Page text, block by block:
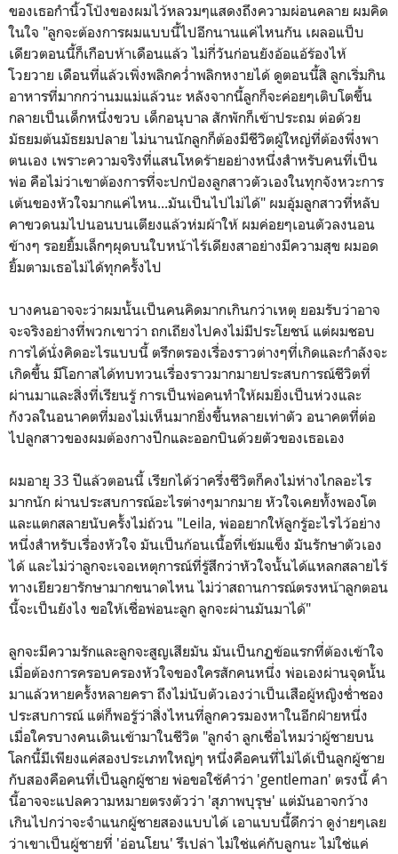
ของเธอกำนิ้วโป้งของผมไว้หลวมๆแสดงถึงความผ่อนคลาย ผมคิด
ในใจ "ลูกจะต้องการผมแบบนี้ไปอีกนานแค่ไหนกัน เผลอแป็บ
เดียวตอนนี้ก็เกือบห้าเดือนแล้ว ไม่กี่วันก่อนยังอ้อแอ้ร้องไห้
โวยวาย เดือนที่แล้วเพิ่งพลิกคว่ำพลิกหงายได้ ดูตอนนี้สิ ลูกเริ่มกิน
อาหารที่มากกว่านมแม่แล้วนะ หลังจากนี้ลูกก็จะค่อยๆเติบโตขึ้น
กลายเป็นเด็กหนึ่งขวบ เด็กอนุบาล สักพักก็เข้าประถม ต่อด้วย
มัธยมต้นมัธยมปลาย ไม่นานนักลูกก็ต้องมีชีวิตผู้ใหญ่ที่ต้องพึ่งพา
ตนเอง เพราะความจริงที่แสนโหดร้ายอย่างหนึ่งสำหรับคนที่เป็น
พ่อ คือไม่ว่าเขาต้องการที่จะปกป้องลูกสาวตัวเองในทุกจังหวะการ
เต้นของหัวใจมากแค่ไหน...มันเป็นไปไม่ได้" ผมอุ้มลูกสาวที่หลับ
คาขวดนมไปนอนบนเตียงแล้วห่มผ้าให้ ผมค่อยๆเอนตัวลงนอน
ข้างๆ รอยยิ้มเล็กๆผุดบนใบหน้าไร้เดียงสาอย่างมีความสุข ผมอด
ยิ้มตามเธอไม่ได้ทุกครั้งไป
บางคนอาจจะว่าผมนั้นเป็นคนคิดมากเกินกว่าเหตุ ยอมรับว่าอาจ
จะจริงอย่างที่พวกเขาว่า ถกเถียงไปคงไม่มีประโยชน์ แต่ผมชอบ
การได้นั่งคิดอะไรแบบนี้ ตรึกตรองเรื่องราวต่างๆที่เกิดและกำลังจะ
เกิดขึ้น มีโอกาสได้ทบทวนเรื่องราวมากมายประสบการณ์ชีวิตที่
ผ่านมาและสิ่งที่เรียนรู้ การเป็นพ่อคนทำให้ผมยิ่งเป็นห่วงและ
กังวลในอนาคตที่มองไม่เห็นมากยิ่งขึ้นหลายเท่าตัว อนาคตที่ต่อ
ไปลูกสาวของผมต้องกางปีกและออกบินด้วยตัวของเธอเอง
ผมอายุ 33 ปีแล้วตอนนี้ เรียกได้ว่าครึ่งชีวิตก็คงไม่ห่างไกลอะไร
มากนัก ผ่านประสบการณ์อะไรต่างๆมากมาย หัวใจเคยทั้งพองโต
และแตกสลายนับครั้งไม่ถ้วน "Leila, พ่ออยากให้ลูกรู้อะไรไว้อย่าง
หนึ่งสำหรับเรื่องหัวใจ มันเป็นก้อนเนื้อที่เข้มแข็ง มันรักษาตัวเอง
ได้ และไม่ว่าลูกจะเจอเหตุการณ์ที่รู้สึกว่าหัวใจนั้นได้แหลกสลายไร้
ทางเยียวยารักษามากขนาดไหน ไม่ว่าสถานการณ์ตรงหน้าลูกตอน
นี้จะเป็นยังไง ขอให้เชื่อพ่อนะลูก ลูกจะผ่านมันมาได้"
ลูกจะมีความรักและลูกจะสูญเสียมัน มันเป็นกฏข้อแรกที่ต้องเข้าใจ
เมื่อต้องการครอบครองหัวใจของใครสักคนหนึ่ง พ่อเองผ่านจุดนั้น
มาแล้วหายครั้งหลายครา ถึงไม่นับตัวเองว่าเป็นเสือผู้หญิงช่ำชอง
ประสบการณ์ แต่ก็พอรู้ว่าสิ่งไหนที่ลูกควรมองหาในอีกฝ่ายหนึ่ง
เมื่อใครบางคนเดินเข้ามาในชีวิต "ลูกจ๋า ลูกเชื่อไหมว่าผู้ชายบน
โลกนี้มีเพียงแค่สองประเภทใหญ่ๆ หนึ่งคือคนที่ไม่ได้เป็นลูกผู้ชาย
กับสองคือคนที่เป็นลูกผู้ชาย พ่อขอใช้คำว่า 'gentleman' ตรงนี้ คำ
นี้อาจจะแปลความหมายตรงตัวว่า 'สุภาพบุรุษ' แต่มันอาจกว้าง
เกินไปกว่าจะจำแนกผู้ชายสองแบบได้ เอาแบบนี้ดีกว่า ดูง่ายๆเลย
ว่าเขาเป็นผู้ชายที่ 'อ่อนโยน' รึเปล่า ไม่ใช่แค่กับลูกนะ ไม่ใช่แค่